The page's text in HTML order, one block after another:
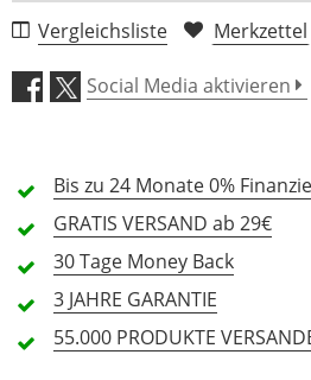
1
5 Sterne
4 Sterne
2 Sterne
1 Sterne
Alle
Vergleichsliste Merkzettel
Social Media aktivieren
Bis zu 24 Monate0%
GRATIS VERSAND ab 29€
30 Tage Money Back
3 JAHRE GARANTIE
55.000 PRODUKTE